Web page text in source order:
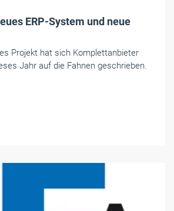
ERP-System und neue
Projekt hat sich Komplettanbieter
Jahr auf die Fahnen geschrieben.